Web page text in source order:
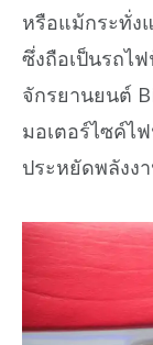
หรือแม้กระทั่ง
ซึ่งถือเป็นรถไ
จักรยานยนต์
มอเตอร์ไซค์ไ
ประหยัดพลังง